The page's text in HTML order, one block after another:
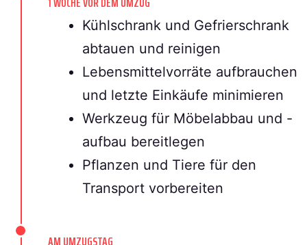
Kühlschrank und Gefrierschrank
abtauen und reinigen
Lebensmittelvorräte aufbrauchen
und letzte Einkäufe minimieren
Werkzeug für Möbelabbau und -
aufbau bereitlegen
Pflanzen und Tiere für den
Transport vorbereiten